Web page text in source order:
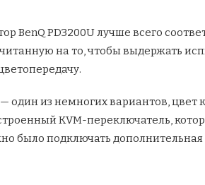
BenQ PD3200U лучше всего
на то, чтобы выдержать
один из немногих вариантов, цвет
KVM-переключатель,
было подключать